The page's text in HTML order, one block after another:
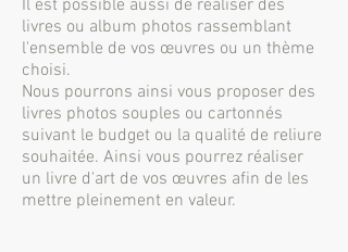
Il est possible aussi de réaliser des
livres ou album photos rassemblant
l'ensemble de vos œuvres ou un thème
choisi.
Nous pourrons ainsi vous proposer des
livres photos souples ou cartonnés
suivant le budget ou la qualité de reliure
souhaitée. Ainsi vous pourrez réaliser
un livre d'art de vos œuvres afin de les
mettre pleinement en valeur.